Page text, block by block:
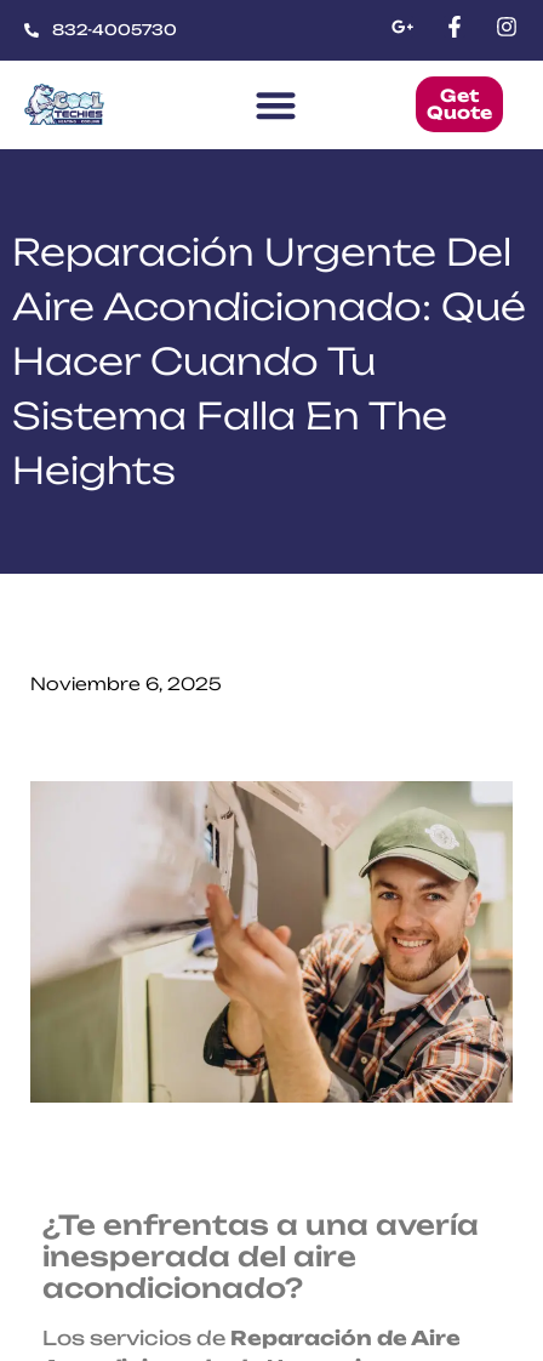
832-4005730
Get
Quote
Reparación Urgente Del
Aire Acondicionado: Qué
Hacer Cuando Tu
Sistema Falla En The
Heights
Noviembre 6, 2025
¿Te enfrentas a una avería
inesperada del aire
acondicionado?
Los servicios de Reparación de Aire